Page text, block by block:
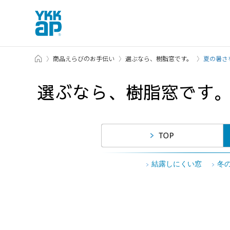
TOP 商品えらびのお手伝い 選ぶなら、樹脂窓です。 夏の暑さ
選ぶなら、樹脂窓です
結露しにくい窓 冬